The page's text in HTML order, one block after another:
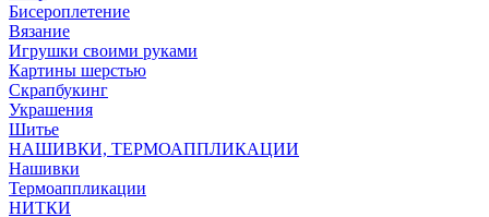
Бисероплетение
Вязание
Игрушки своими руками
Картины шерстью
Скрапбукинг
Украшения
Шитье
НАШИВКИ, ТЕРМОАППЛИКАЦИИ
Нашивки
Термоаппликации
НИТКИ